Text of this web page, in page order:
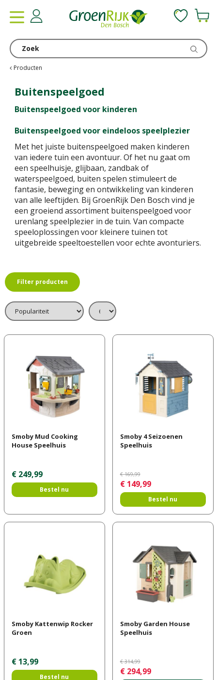
Producten
Buitenspeelgoed
Buitenspeelgoed voor kinderen
Buitenspeelgoed voor eindeloos speelplezier
Met het juiste buitenspeelgoed maken kinderen
van iedere tuin een avontuur. Of het nu gaat om
een speelhuisje, glijbaan, zandbak of
waterspeelgoed, buiten spelen stimuleert de
fantasie, beweging en ontwikkeling van kinderen
van alle leeftijden. Bij GroenRijk Den Bosch vind je
een groeiend assortiment buitenspeelgoed voor
urenlang speelplezier in de tuin. Van compacte
speeloplossingen voor kleinere tuinen tot
uitgebreide speeltoestellen voor echte avonturiers.
Filter producten
Smoby Mud Cooking
House Speelhuis
€ 249,99
Bestel nu
Smoby 4 Seizoenen
Speelhuis
€ 169,99
€ 149,99
Bestel nu
Smoby Kattenwip Rocker
Groen
€ 13,99
Bestel nu
Smoby Garden House
Speelhuis
€ 314,99
€ 294,99